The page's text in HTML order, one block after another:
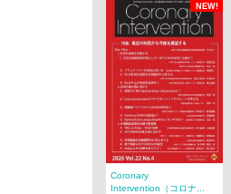
NEW!
Coronary
Intervention（コロナ...